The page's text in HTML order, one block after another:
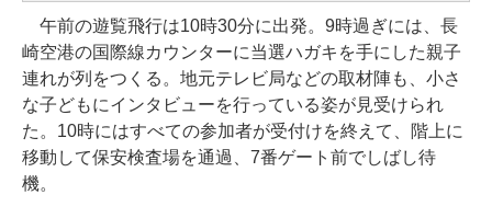
午前の遊覧飛行は10時30分に出発。9時過ぎには、長
崎空港の国際線カウンターに当選ハガキを手にした親子
連れが列をつくる。地元テレビ局などの取材陣も、小さ
な子どもにインタビューを行っている姿が見受けられ
た。10時にはすべての参加者が受付けを終えて、階上に
移動して保安検査場を通過、7番ゲート前でしばし待
機。